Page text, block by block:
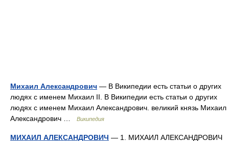
Михаил Александрович — В Википедии есть статьи о других
людях с именем Михаил II. В Википедии есть статьи о других
людях с именем Михаил Александрович. великий князь Михаил
Александрович …
Википедия
МИХАИЛ АЛЕКСАНДРОВИЧ — 1. МИХАИЛ АЛЕКСАНДРОВИЧ